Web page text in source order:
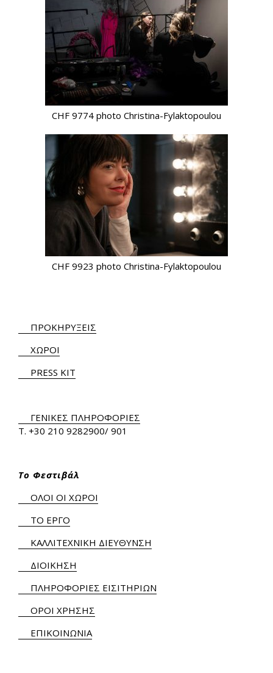
CHF 9774 photo Christina-Fylaktopoulou
CHF 9923 photo Christina-Fylaktopoulou
ΠΡΟΚΗΡΥΞΕΙΣ
ΧΩΡΟΙ
PRESS KIT
ΓΕΝΙΚΕΣ ΠΛΗΡΟΦΟΡΙΕΣ
Τ. +30 210 9282900/ 901
Το Φεστιβάλ
ΟΛΟΙ ΟΙ ΧΩΡΟΙ
ΤΟ ΕΡΓΟ
ΚΑΛΛΙΤΕΧΝΙΚΗ ΔΙΕΥΘΥΝΣΗ
ΔΙΟΙΚΗΣΗ
ΠΛΗΡΟΦΟΡΙΕΣ ΕΙΣΙΤΗΡΙΩΝ
ΟΡΟΙ ΧΡΗΣΗΣ
ΕΠΙΚΟΙΝΩΝΙΑ